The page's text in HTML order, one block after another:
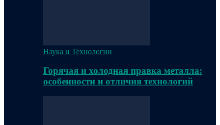
Наука и Технологии
Горячая и холодная правка металла:
особенности и отличия технологий